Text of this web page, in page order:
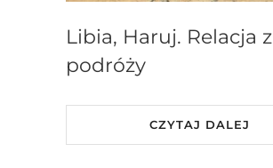
Libia, Haruj. Relacja z
podróży
CZYTAJ DALEJ